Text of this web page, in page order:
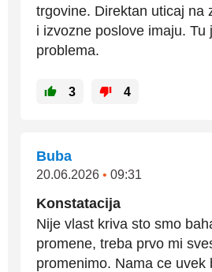
trgovine. Direktan uticaj na
i izvozne poslove imaju. Tu
problema.
3 4
Buba
20.06.2026 • 09:31
Konstatacija
Nije vlast kriva sto smo
promene, treba prvo mi
promenimo. Nama ce uvek